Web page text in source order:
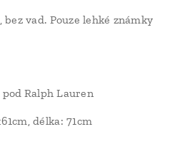
bez vad. Pouze lehké známky
Ralph Lauren
délka: 71cm